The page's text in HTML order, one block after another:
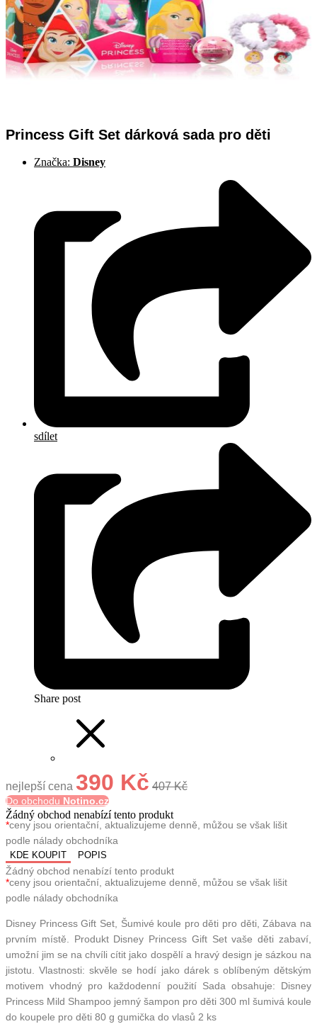
Princess Gift Set dárková sada pro děti
Značka: Disney
sdílet
Share post
nejlepší cena 390 Kč 407 Kč
Do obchodu Notino.cz
Žádný obchod nenabízí tento produkt
*ceny jsou orientační, aktualizujeme denně, můžou se však lišit
podle nálady obchodníka
KDE KOUPIT POPIS
Žádný obchod nenabízí tento produkt
*ceny jsou orientační, aktualizujeme denně, můžou se však lišit
podle nálady obchodníka
Disney Princess Gift Set, Šumivé koule pro děti pro děti, Zábava na
prvním místě. Produkt Disney Princess Gift Set vaše děti zabaví,
umožní jim se na chvíli cítit jako dospělí a hravý design je sázkou na
jistotu. Vlastnosti: skvěle se hodí jako dárek s oblíbeným dětským
motivem vhodný pro každodenní použití Sada obsahuje: Disney
Princess Mild Shampoo jemný šampon pro děti 300 ml šumivá koule
do koupele pro děti 80 g gumička do vlasů 2 ks